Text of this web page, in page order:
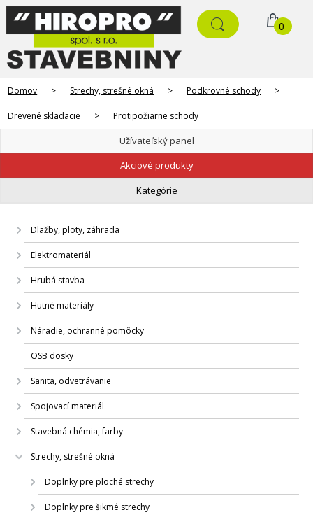
0
Domov > Strechy, strešné okná > Podkrovné schody >
Drevené skladacie > Protipožiarne schody
Užívateľský panel
Akciové produkty
Kategórie
Dlažby, ploty, záhrada
Elektromateriál
Hrubá stavba
Hutné materiály
Náradie, ochranné pomôcky
OSB dosky
Sanita, odvetrávanie
Spojovací materiál
Stavebná chémia, farby
Strechy, strešné okná
Doplnky pre ploché strechy
Doplnky pre šikmé strechy